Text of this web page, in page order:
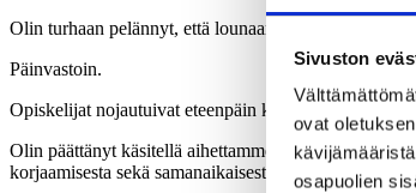
Sivuston
ovat
osapuolien
Olin turhaan pelännyt, että lounaan jälkeinen lyhyt
Päinvastoin.
Opiskelijat nojautuivat eteenpäin keskittyneesti, ja
Olin päättänyt käsitellä aihettamme suomalaisten
korjaamisesta sekä samanaikaisesta kuulemisesta.